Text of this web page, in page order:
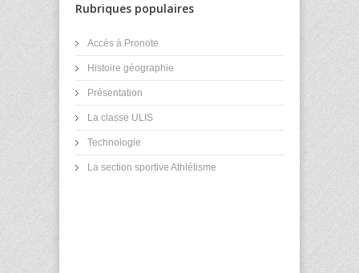
Rubriques populaires
Accès à Pronote
Histoire géographie
Présentation
La classe ULIS
Technologie
La section sportive Athlétisme